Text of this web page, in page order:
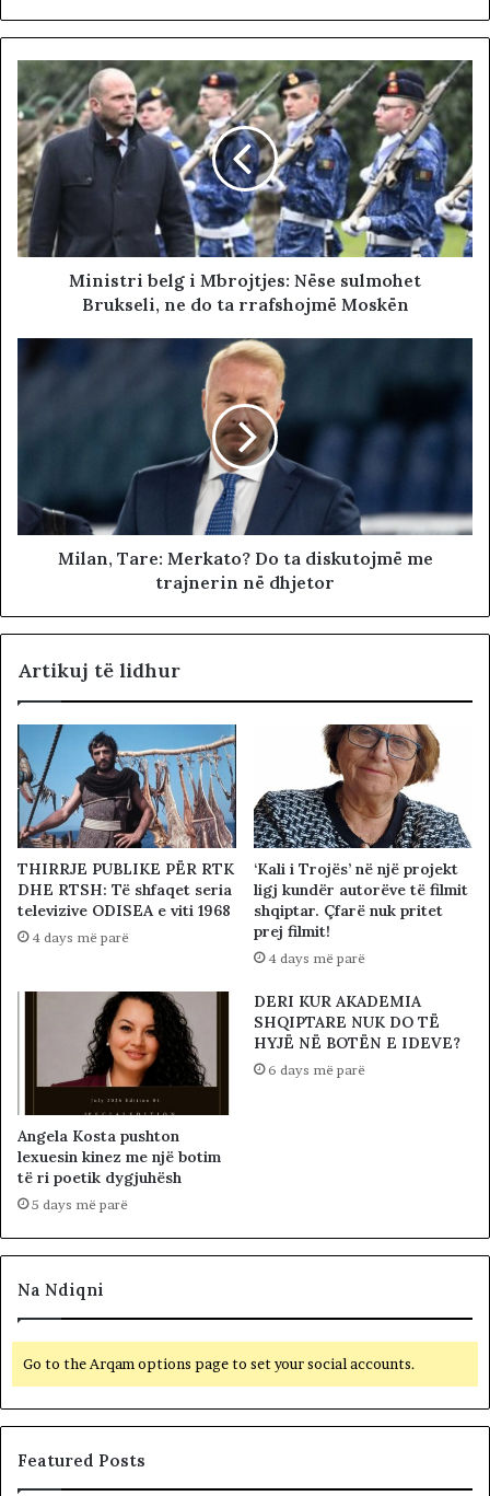
Ministri belg i Mbrojtjes: Nëse sulmohet
Brukseli, ne do ta rrafshojmë Moskën
Milan, Tare: Merkato? Do ta diskutojmë me
trajnerin në dhjetor
Artikuj të lidhur
THIRRJE PUBLIKE PËR RTK
DHE RTSH: Të shfaqet seria
televizive ODISEA e viti 1968
4 days më parë
‘Kali i Trojës’ në një projekt
ligj kundër autorëve të filmit
shqiptar. Çfarë nuk pritet
prej filmit!
4 days më parë
Angela Kosta pushton
lexuesin kinez me një botim
të ri poetik dygjuhësh
5 days më parë
DERI KUR AKADEMIA
SHQIPTARE NUK DO TË
HYJË NË BOTËN E IDEVE?
6 days më parë
Na Ndiqni
Go to the Arqam options page to set your social accounts.
Featured Posts